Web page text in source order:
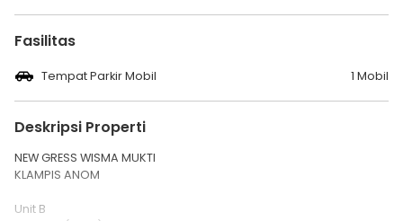
Fasilitas
Tempat Parkir Mobil 1 Mobil
Deskripsi Properti
NEW GRESS WISMA MUKTI
KLAMPIS ANOM
Unit B